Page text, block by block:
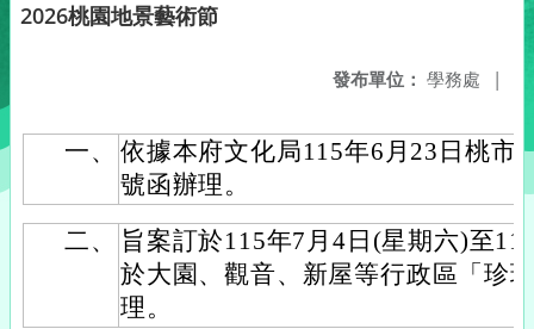
2026桃園地景藝術節
發布單位： 學務處 |
一、
依據本府文化局115年6月23日桃市
號函辦理。
二、
旨案訂於115年7月4日(星期六)至
於大園、觀音、新屋等行政區「珍
理。